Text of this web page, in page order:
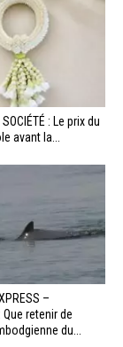
: Le prix du
avant la...
–
Que retenir de
du...